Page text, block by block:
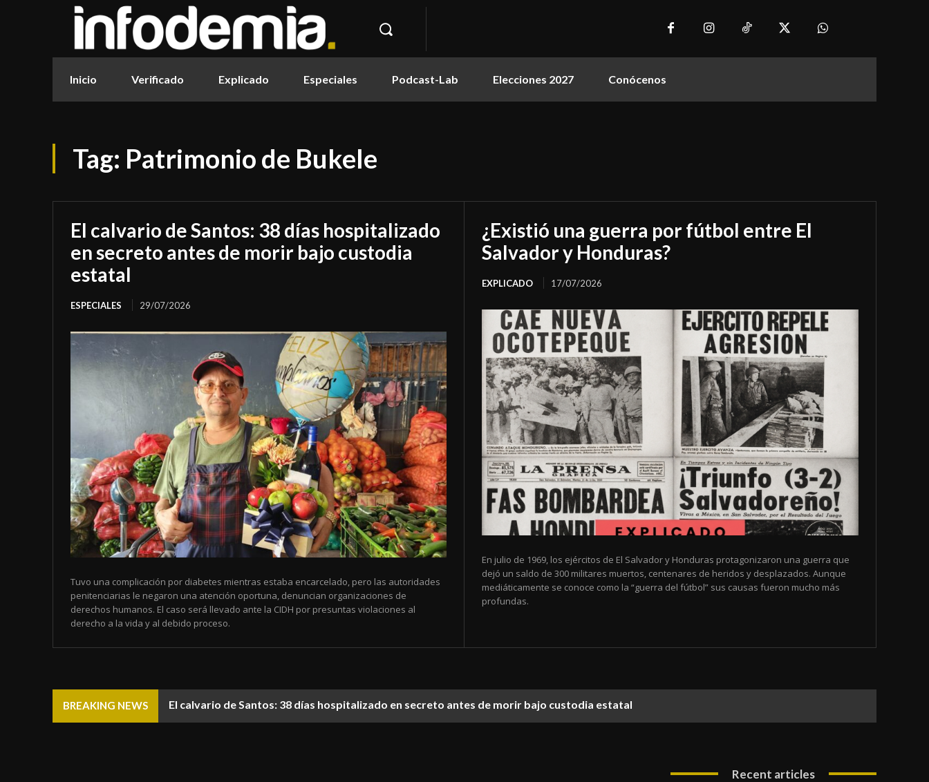
Inicio Verificado Explicado Especiales Podcast-Lab Elecciones 2027 Conócenos
Tag: Patrimonio de Bukele
El calvario de Santos: 38 días hospitalizado
en secreto antes de morir bajo custodia
estatal
ESPECIALES 29/07/2026
Tuvo una complicación por diabetes mientras estaba encarcelado, pero las autoridades
penitenciarias le negaron una atención oportuna, denuncian organizaciones de
derechos humanos. El caso será llevado ante la CIDH por presuntas violaciones al
derecho a la vida y al debido proceso.
¿Existió una guerra por fútbol entre El
Salvador y Honduras?
EXPLICADO 17/07/2026
En julio de 1969, los ejércitos de El Salvador y Honduras protagonizaron una guerra que
dejó un saldo de 300 militares muertos, centenares de heridos y desplazados. Aunque
mediáticamente se conoce como la “guerra del fútbol” sus causas fueron mucho más
profundas.
BREAKING NEWS El calvario de Santos: 38 días hospitalizado en secreto antes de morir bajo custodia estatal
Recent articles